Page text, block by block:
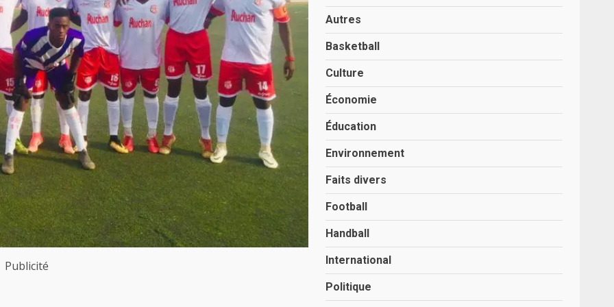
Publicité
Autres
Basketball
Culture
Économie
Éducation
Environnement
Faits divers
Football
Handball
International
Politique